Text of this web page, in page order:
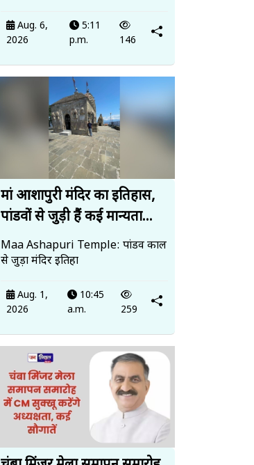
Aug. 6,
2026
5:11
p.m.
146
मां आशापुरी मंदिर का इतिहास,
पांडवों से जुड़ी हैं कई मान्यता...
Maa Ashapuri Temple: पांडव काल
से जुड़ा मंदिर इतिहा
Aug. 1,
2026
10:45
a.m.
259